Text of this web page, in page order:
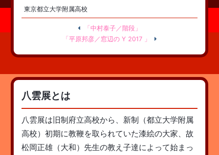
東京都立大学附属高校
「中村泰子／階段」
「平原邦彦／窓辺の Y 2017 」
八雲展とは
八雲展は旧制府立高校から、新制（都立大学附属
高校）初期に教鞭を取られていた漆絵の大家、故
松岡正雄（大和）先生の教え子達によって始まっ